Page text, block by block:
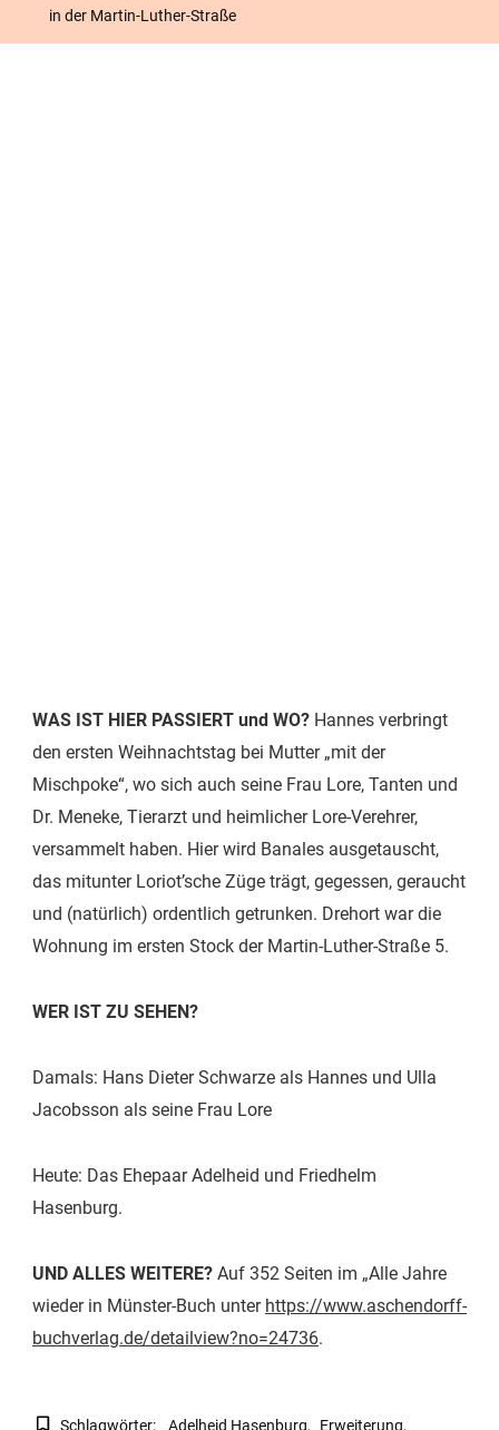
in der Martin-Luther-Straße
WAS IST HIER PASSIERT und WO? Hannes verbringt
den ersten Weihnachtstag bei Mutter „mit der
Mischpoke“, wo sich auch seine Frau Lore, Tanten und
Dr. Meneke, Tierarzt und heimlicher Lore-Verehrer,
versammelt haben. Hier wird Banales ausgetauscht,
das mitunter Loriot’sche Züge trägt, gegessen, geraucht
und (natürlich) ordentlich getrunken. Drehort war die
Wohnung im ersten Stock der Martin-Luther-Straße 5.
WER IST ZU SEHEN?
Damals: Hans Dieter Schwarze als Hannes und Ulla
Jacobsson als seine Frau Lore
Heute: Das Ehepaar Adelheid und Friedhelm
Hasenburg.
UND ALLES WEITERE? Auf 352 Seiten im „Alle Jahre
wieder in Münster-Buch unter https://www.aschendorff-
buchverlag.de/detailview?no=24736.
Schlagwörter: Adelheid Hasenburg
Erweiterung